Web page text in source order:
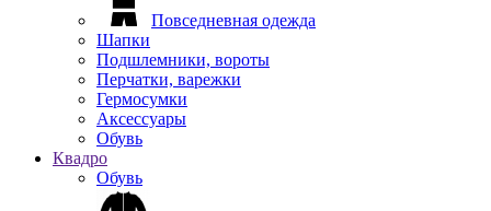
Повседневная одежда
Шапки
Подшлемники, вороты
Перчатки, варежки
Гермосумки
Аксессуары
Обувь
Квадро
Обувь